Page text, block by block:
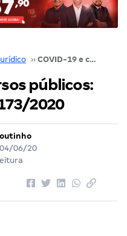
›› COVID-19 e concursos públicos: uma análise da LC 173/2020
públicos:
2020
04/06/20